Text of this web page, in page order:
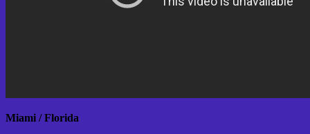
Miami / Florida